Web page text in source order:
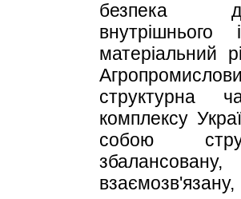
безпека
внутрішнього
матеріальний
структурна
комплексу
собою